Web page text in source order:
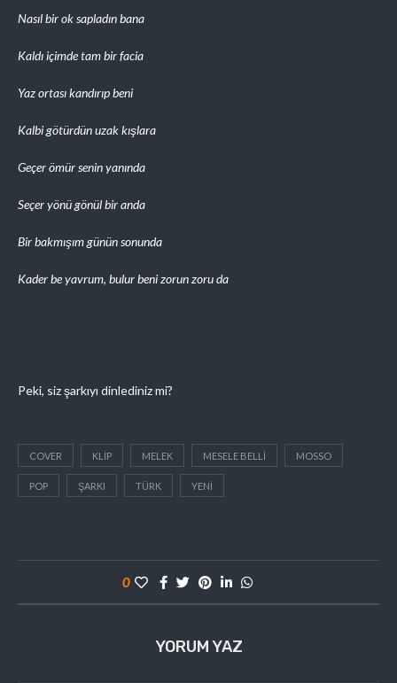
Nasıl bir ok sapladın bana
Kaldı içimde tam bir facia
Yaz ortası kandırıp beni
Kalbi götürdün uzak kışlara
Geçer ömür senin yanında
Seçer yönü gönül bir anda
Bir bakmışım günün sonunda
Kader be yavrum, bulur beni zorun zoru da
Peki, siz şarkıyı dinlediniz mi?
COVER KLIP MELEK MESELE BELLI MOSSO
POP ŞARKI TÜRK YENI
0
YORUM YAZ